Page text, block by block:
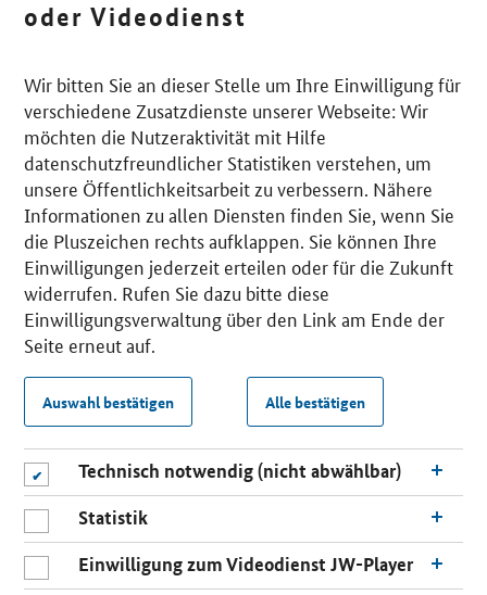
oder Videodienst
Wir bitten Sie an dieser Stelle um Ihre Einwilligung für
verschiedene Zusatzdienste unserer Webseite: Wir
möchten die Nutzeraktivität mit Hilfe
datenschutzfreundlicher Statistiken verstehen, um
unsere Öffentlichkeitsarbeit zu verbessern. Nähere
Informationen zu allen Diensten finden Sie, wenn Sie
die Pluszeichen rechts aufklappen. Sie können Ihre
Einwilligungen jederzeit erteilen oder für die Zukunft
widerrufen. Rufen Sie dazu bitte diese
Einwilligungsverwaltung über den Link am Ende der
Seite erneut auf.
Auswahl bestätigen Alle bestätigen
Technisch notwendig (nicht abwählbar)
Statistik
Einwilligung zum Videodienst JW-Player